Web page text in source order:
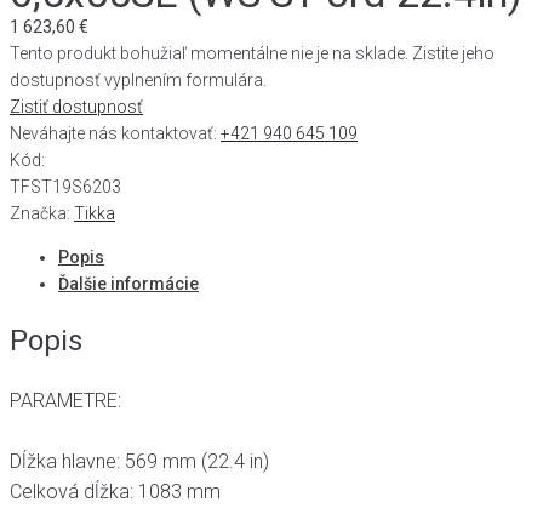
1 623,60 €
Tento produkt bohužiaľ momentálne nie je na sklade. Zistite jeho
dostupnosť vyplnením formulára.
Zistiť dostupnosť
Neváhajte nás kontaktovať: +421 940 645 109
Kód:
TFST19S6203
Značka: Tikka
Popis
Ďalšie informácie
Popis
PARAMETRE:
Dĺžka hlavne: 569 mm (22.4 in)
Celková dĺžka: 1083 mm